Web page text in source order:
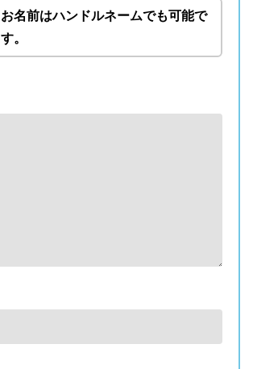
お名前はハンドルネームでも可能で
す。